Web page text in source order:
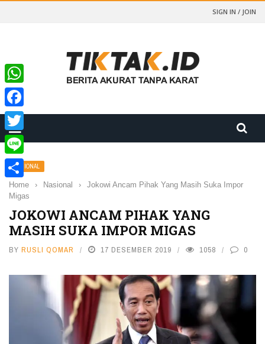
SIGN IN / JOIN
NASIONAL
Home › Nasional ›
Jokowi Ancam Pihak Yang Masih Suka Impor
Migas
JOKOWI ANCAM PIHAK YANG
MASIH SUKA IMPOR MIGAS
BY RUSLI QOMAR 17 DESEMBER 2019 1058 0
WhatsApp
Facebook
Twitter
Line
Share